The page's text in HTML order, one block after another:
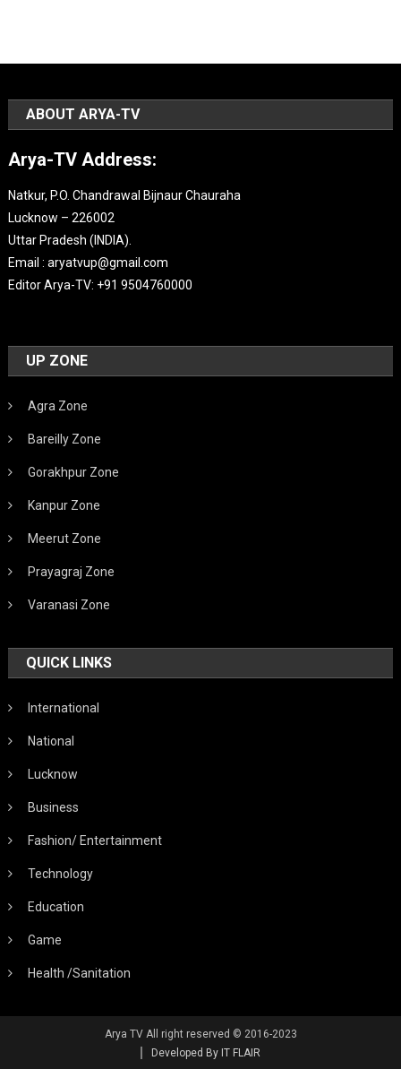
ABOUT ARYA-TV
Arya-TV Address:
Natkur, P.O. Chandrawal Bijnaur Chauraha
Lucknow – 226002
Uttar Pradesh (INDIA).
Email : aryatvup@gmail.com
Editor Arya-TV: +91 9504760000
UP ZONE
Agra Zone
Bareilly Zone
Gorakhpur Zone
Kanpur Zone
Meerut Zone
Prayagraj Zone
Varanasi Zone
QUICK LINKS
International
National
Lucknow
Business
Fashion/ Entertainment
Technology
Education
Game
Health /Sanitation
Arya TV All right reserved © 2016-2023
Developed By IT FLAIR